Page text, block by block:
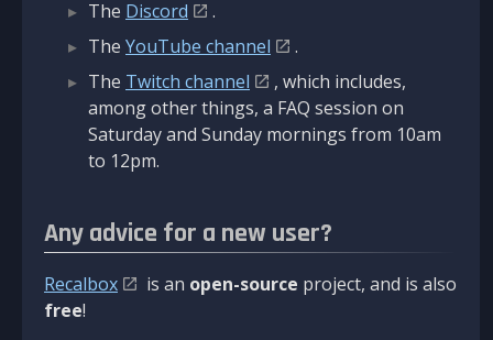
The Discord
.
The YouTube channel
.
The Twitch channel
, which includes,
among other things, a FAQ session on
Saturday and Sunday mornings from 10am
to 12pm.
Any advice for a new user?
Recalbox is an open-source project, and is also
free!